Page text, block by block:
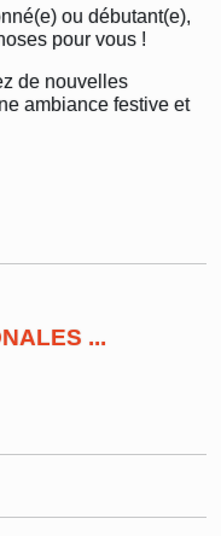
ou débutant(e),
pour vous !
de nouvelles
ambiance festive et
...